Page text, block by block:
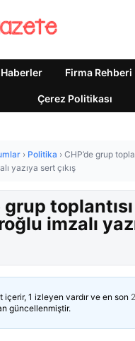
Firma Rehberi
Çerez Politikası
› Politika › CHP’de grup
yazıya sert çıkış
grup
imzalı
içerir, 1 izleyen vardır ve en son
güncellenmiştir.